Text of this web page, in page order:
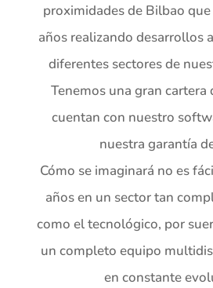
proximidades de Bilbao
años realizando desarrollos
diferentes sectores de
Tenemos una gran cartera
cuentan con nuestro
nuestra garantía
Cómo se imaginará no es
años en un sector tan
como el tecnológico, por
un completo equipo
en constante